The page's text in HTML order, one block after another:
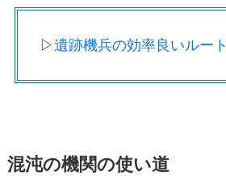
▷遺跡機兵の効率良いルート
混沌の機関の使い道